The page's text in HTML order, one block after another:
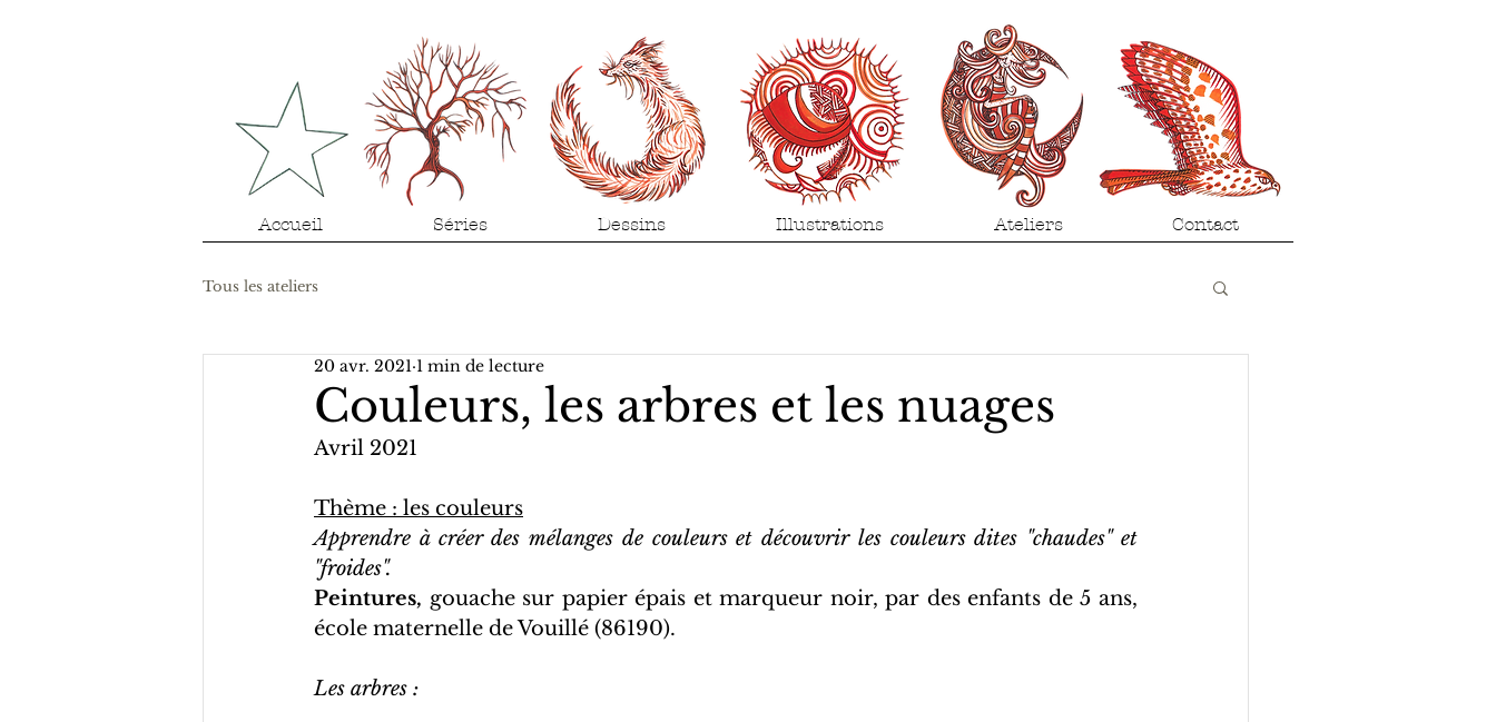
Tous les ateliers
Couleurs, les arbres et les nuages
20 avr. 2021 1 min de lecture
Avril 2021
Thème : les couleurs
Apprendre à créer des mélanges de couleurs et découvrir les couleurs dites "chaudes" et
"froides".
Peintures, gouache sur papier épais et marqueur noir, par des enfants de 5 ans,
école maternelle de Vouillé (86190).
Les arbres :
Accueil Séries Dessins Illustrations Ateliers Contact